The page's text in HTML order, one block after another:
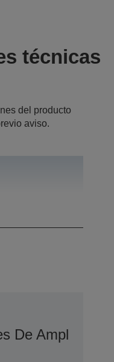
técnicas
del producto
aviso.
De Ampliación